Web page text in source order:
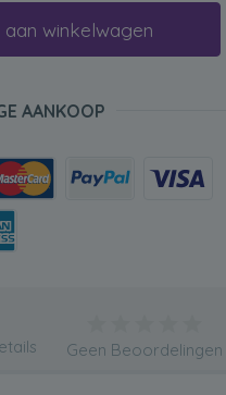
winkelwagen
AANKOOP
Geen Beoordelingen